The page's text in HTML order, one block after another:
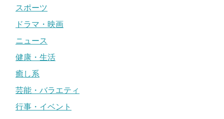
スポーツ
ドラマ・映画
ニュース
健康・生活
癒し系
芸能・バラエティ
行事・イベント